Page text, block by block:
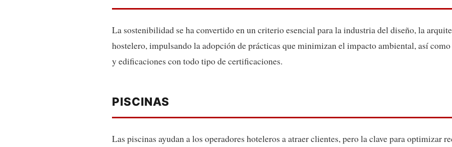
La sostenibilidad se ha convertido en un criterio esencial para la industria del diseño, la
hostelero, impulsando la adopción de prácticas que minimizan el impacto ambiental, así
y edificaciones con todo tipo de certificaciones.
PISCINAS
Las piscinas ayudan a los operadores hoteleros a atraer clientes, pero la clave para optimizar